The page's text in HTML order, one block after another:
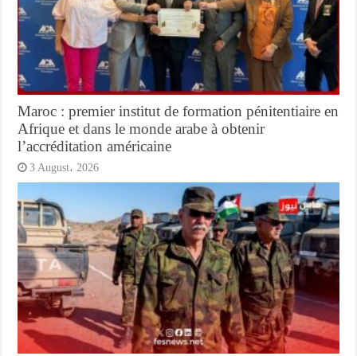
Maroc : premier institut de formation pénitentiaire en
Afrique et dans le monde arabe à obtenir
l’accréditation américaine
3 August، 2026